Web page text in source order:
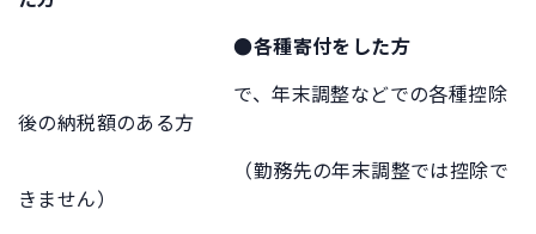
●各種寄付をした方
で、年末調整などでの各種控除
後の納税額のある方
（勤務先の年末調整では控除で
きません）